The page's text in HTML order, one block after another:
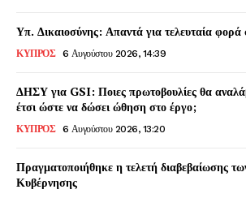
Υπ. Δικαιοσύνης: Απαντά για τελευταία
ΚΥΠΡΟΣ 6 Αυγούστου 2026, 14:39
ΔΗΣΥ για GSI: Ποιες πρωτοβουλίες θα
έτσι ώστε να δώσει ώθηση στο έργο;
ΚΥΠΡΟΣ 6 Αυγούστου 2026, 13:20
Πραγματοποιήθηκε η τελετή διαβεβαίωσης
Κυβέρνησης